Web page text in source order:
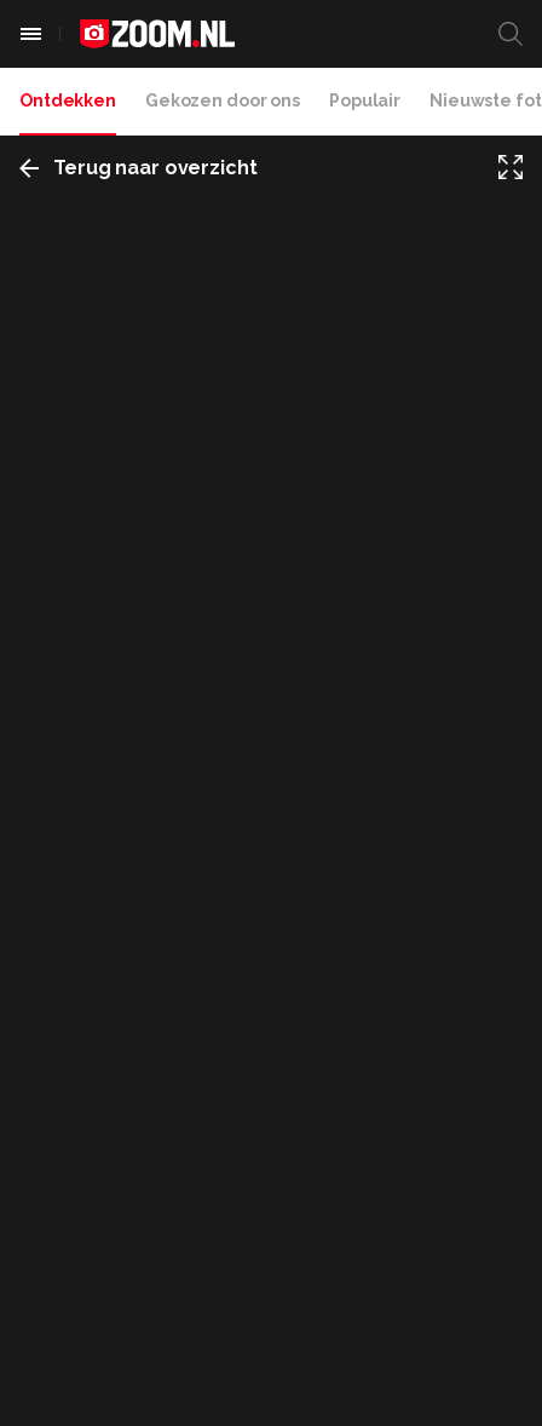
Ontdekken Gekozen door ons Populair Nieuwste
Terug naar overzicht